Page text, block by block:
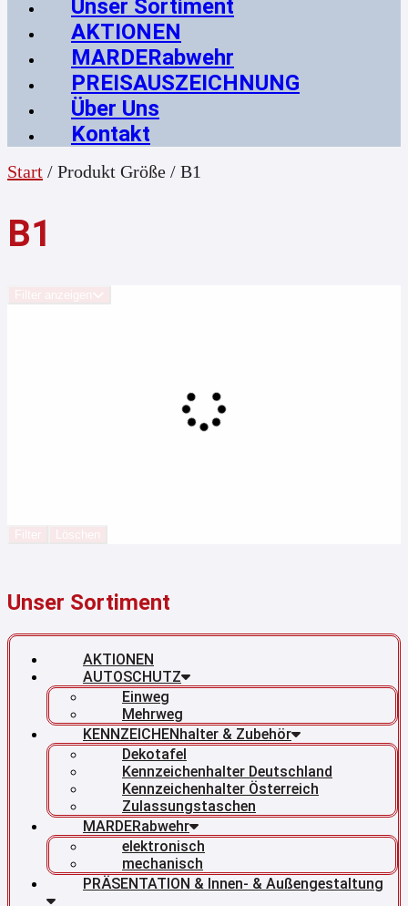
Unser Sortiment
AKTIONEN
MARDERabwehr
PREISAUSZEICHNUNG
Über Uns
Kontakt
Start / Produkt Größe / B1
B1
Unser Sortiment
AKTIONEN
AUTOSCHUTZ
Einweg
Mehrweg
KENNZEICHENhalter & Zubehör
Dekotafel
Kennzeichenhalter Deutschland
Kennzeichenhalter Österreich
Zulassungstaschen
MARDERabwehr
elektronisch
mechanisch
PRÄSENTATION & Innen- & Außengestaltung